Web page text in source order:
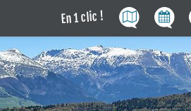
En 1 clic !